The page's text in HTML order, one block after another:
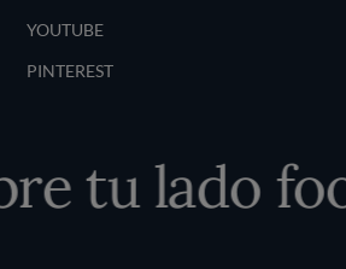
YOUTUBE
PINTEREST
tu lado